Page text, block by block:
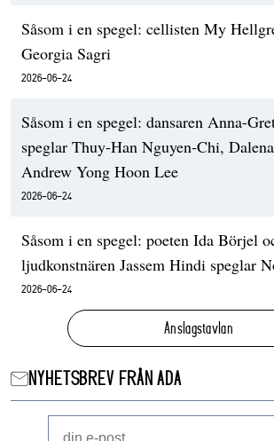
Såsom i en spegel: cellisten My
Georgia Sagri
2026-06-24
Såsom i en spegel: dansaren Anna-
speglar Thuy-Han Nguyen-Chi,
Andrew Yong Hoon Lee
2026-06-24
Såsom i en spegel: poeten Ida Börjel
ljudkonstnären Jassem Hindi speglar
2026-06-24
Anslagstavlan
NYHETSBREV FRÅN ADA